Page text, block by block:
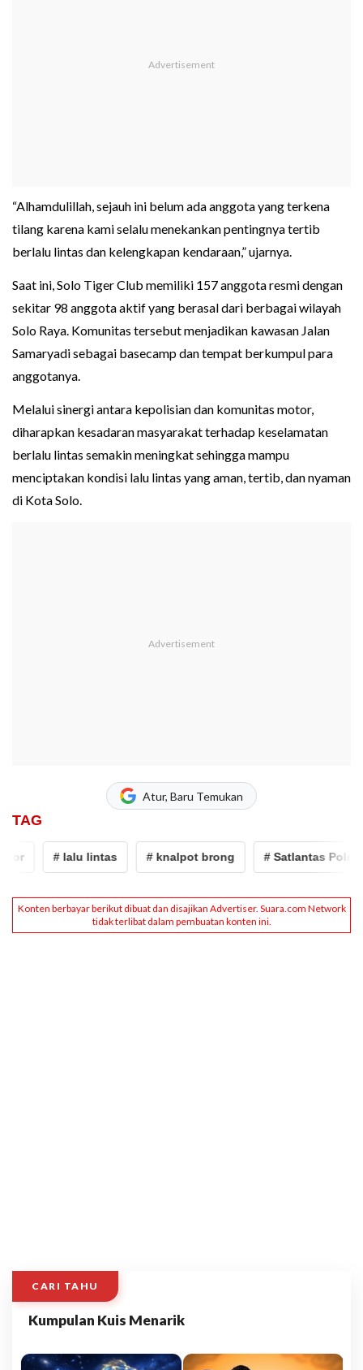
“Alhamdulillah, sejauh ini belum ada anggota yang terkena
tilang karena kami selalu menekankan pentingnya tertib
berlalu lintas dan kelengkapan kendaraan,” ujarnya.
Saat ini, Solo Tiger Club memiliki 157 anggota resmi dengan
sekitar 98 anggota aktif yang berasal dari berbagai wilayah
Solo Raya. Komunitas tersebut menjadikan kawasan Jalan
Samaryadi sebagai basecamp dan tempat berkumpul para
anggotanya.
Melalui sinergi antara kepolisian dan komunitas motor,
diharapkan kesadaran masyarakat terhadap keselamatan
berlalu lintas semakin meningkat sehingga mampu
menciptakan kondisi lalu lintas yang aman, tertib, dan nyaman
di Kota Solo.
Atur, Baru Temukan
TAG
# lalu lintas # knalpot brong # Satlantas Polresta
CARI TAHU
Kumpulan Kuis Menarik